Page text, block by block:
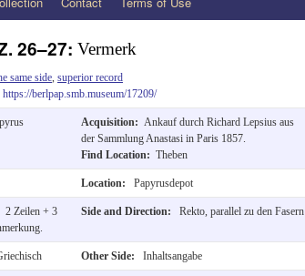
26–27: Vermerk
same side superior record
https://berlpap.smb.museum/17209/
Acquisition: Ankauf durch Richard Lepsius aus
der Sammlung Anastasi in Paris 1857.
Find Location: Theben
Location: Papyrusdepot
2 Zeilen + 3
Side and Direction: Rekto, parallel zu den Fasern
Other Side: Inhaltsangabe